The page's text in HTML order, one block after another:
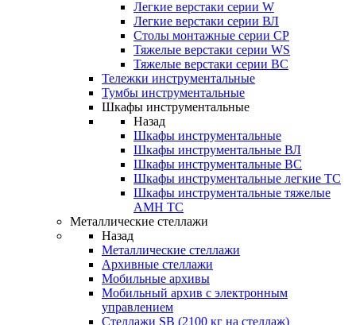
Легкие верстаки серии W
Легкие верстаки серии ВЛ
Столы монтажные серии СР
Тяжелые верстаки серии WS
Тяжелые верстаки серии ВС
Тележки инструментальные
Тумбы инструментальные
Шкафы инструментальные
Назад
Шкафы инструментальные
Шкафы инструментальные ВЛ
Шкафы инструментальные ВС
Шкафы инструментальные легкие ТС
Шкафы инструментальные тяжелые
AMH TC
Металлические стеллажи
Назад
Металлические стеллажи
Архивные стеллажи
Мобильные архивы
Мобильный архив с электронным
управлением
Стеллажи SB (2100 кг на стеллаж)